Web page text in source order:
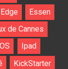
Edge
Essen
de Cannes
IOS
Ipad
KickStarter